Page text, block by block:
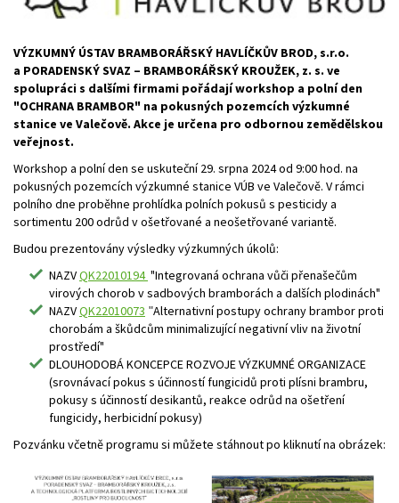
VÝZKUMNÝ ÚSTAV BRAMBORÁŘSKÝ HAVLÍČKŮV BROD, s.r.o.
a PORADENSKÝ SVAZ – BRAMBORÁŘSKÝ KROUŽEK, z. s. ve
spolupráci s dalšími firmami pořádají workshop a polní den
"OCHRANA BRAMBOR" na pokusných pozemcích výzkumné
stanice ve Valečově. Akce je určena pro odbornou zemědělskou
veřejnost.
Workshop a polní den se uskuteční 29. srpna 2024 od 9:00 hod. na
pokusných pozemcích výzkumné stanice VÚB ve Valečově. V rámci
polního dne proběhne prohlídka polních pokusů s pesticidy a
sortimentu 200 odrůd v ošetřované a neošetřované variantě.
Budou prezentovány výsledky výzkumných úkolů:
NAZVQK22010194 "Integrovaná ochrana vůči přenašečům
virových chorob v sadbových bramborách a dalších plodinách"
NAZVQK22010073 "Alternativní postupy ochrany brambor proti
chorobám a škůdcům minimalizující negativní vliv na životní
prostředí"
DLOUHODOBÁ KONCEPCE ROZVOJE VÝZKUMNÉ ORGANIZACE
(srovnávací pokus s účinností fungicidů proti plísni brambru,
pokusy s účinností desikantů, reakce odrůd na ošetření
fungicidy, herbicidní pokusy)
Pozvánku včetně programu si můžete stáhnout po kliknutí na obrázek: